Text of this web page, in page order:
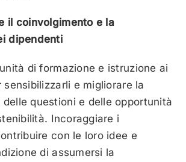
il coinvolgimento e la
dipendenti
di formazione e istruzione ai
sensibilizzarli e migliorare la
questioni e delle opportunità
Incoraggiare i
con le loro idee e
di assumersi la